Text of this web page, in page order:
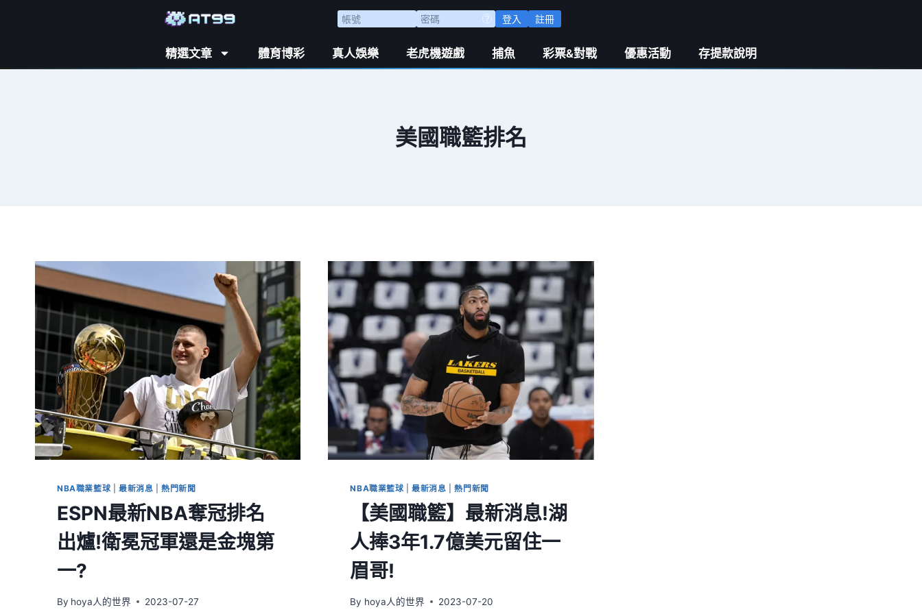
登入 註冊
精選文章 體育博彩 真人娛樂 老虎機遊戲 捕魚 彩票&對戰 優惠活動 存提款說明
美國職籃排名
NBA職業籃球 最新消息 |熱門新聞
ESPN最新NBA奪冠排名
出爐!衛冕冠軍還是金塊第
一?
By hoya人的世界 2023-07-27
NBA職業籃球 |最新消息 |熱門新聞
【美國職籃】最新消息!湖
人捧3年1.7億美元留住一
眉哥!
By hoya人的世界 2023-07-20